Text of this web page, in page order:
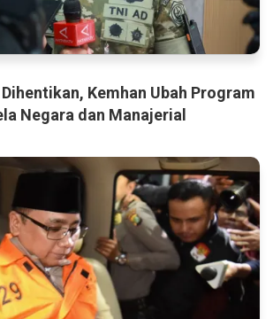
Kemhan Ubah Program
Negara dan Manajerial